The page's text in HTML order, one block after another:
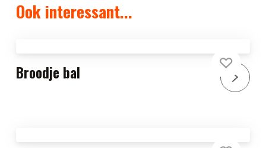
Ook interessant...
Broodje bal